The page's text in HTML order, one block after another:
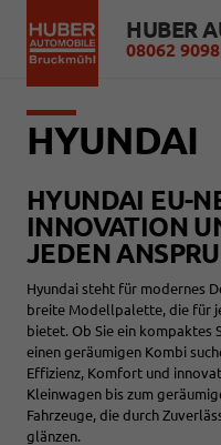
08062
HYUNDAI
HYUNDAI EU-
INNOVATION
JEDEN
Hyundai steht für modernes
breite Modellpalette, die für
bietet. Ob Sie ein kompaktes
einen geräumigen Kombi
Effizienz, Komfort und
Kleinwagen bis zum
Fahrzeuge, die durch
glänzen.